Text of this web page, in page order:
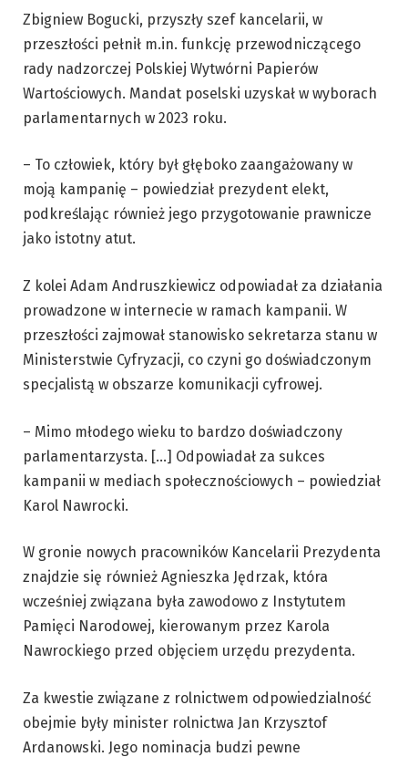
Zbigniew Bogucki, przyszły szef kancelarii, w
przeszłości pełnił m.in. funkcję przewodniczącego
rady nadzorczej Polskiej Wytwórni Papierów
Wartościowych. Mandat poselski uzyskał w wyborach
parlamentarnych w 2023 roku.
– To człowiek, który był głęboko zaangażowany w
moją kampanię – powiedział prezydent elekt,
podkreślając również jego przygotowanie prawnicze
jako istotny atut.
Z kolei Adam Andruszkiewicz odpowiadał za działania
prowadzone w internecie w ramach kampanii. W
przeszłości zajmował stanowisko sekretarza stanu w
Ministerstwie Cyfryzacji, co czyni go doświadczonym
specjalistą w obszarze komunikacji cyfrowej.
– Mimo młodego wieku to bardzo doświadczony
parlamentarzysta. […] Odpowiadał za sukces
kampanii w mediach społecznościowych – powiedział
Karol Nawrocki.
W gronie nowych pracowników Kancelarii Prezydenta
znajdzie się również Agnieszka Jędrzak, która
wcześniej związana była zawodowo z Instytutem
Pamięci Narodowej, kierowanym przez Karola
Nawrockiego przed objęciem urzędu prezydenta.
Za kwestie związane z rolnictwem odpowiedzialność
obejmie były minister rolnictwa Jan Krzysztof
Ardanowski. Jego nominacja budzi pewne